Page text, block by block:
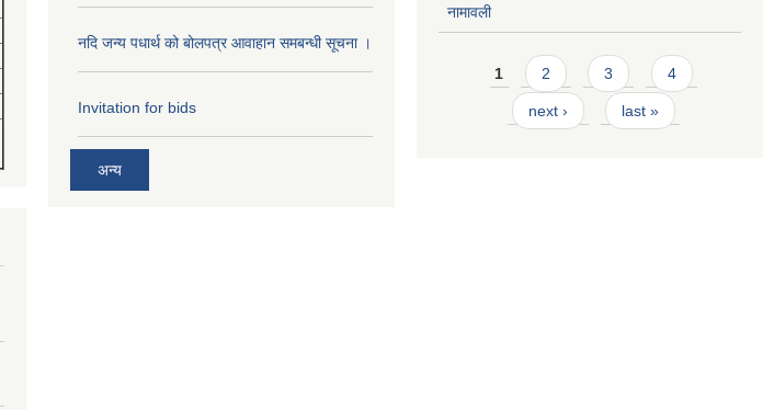
नदि जन्य पधार्थ को बोलपत्र आवाहान समबन्धी सूचना ।
Invitation for bids
अन्य
नामावली
Pages
1 2 3 4
next › last »